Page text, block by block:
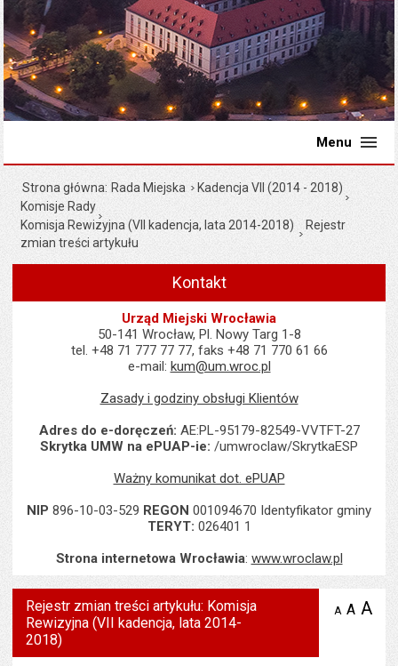
Menu
Strona główna Rada Miejska
Kadencja VII (2014 - 2018)
Komisje Rady
Komisja Rewizyjna (VII kadencja, lata 2014-2018)
Rejestr
zmian treści artykułu
Kontakt
Urząd Miejski Wrocławia
50-141 Wrocław, Pl. Nowy Targ 1-8
tel. +48 71 777 77 77, faks +48 71 770 61 66
e-mail: kum@um.wroc.pl
Zasady i godziny obsługi Klientów
Adres do e-doręczeń: AE:PL-95179-82549-VVTFT-27
Skrytka UMW na ePUAP-ie: /umwroclaw/SkrytkaESP
Ważny komunikat dot. ePUAP
NIP 896-10-03-529 REGON 001094670 Identyfikator gminy
TERYT: 026401 1
Strona internetowa Wrocławia: www.wroclaw.pl
Rejestr zmian treści artykułu: Komisja
Rewizyjna (VII kadencja, lata 2014-
2018)
A zmniejsz
A A